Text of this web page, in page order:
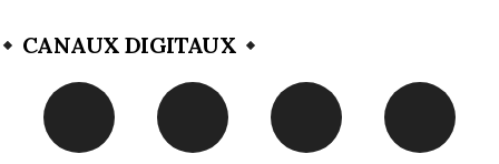
CANAUX DIGITAUX